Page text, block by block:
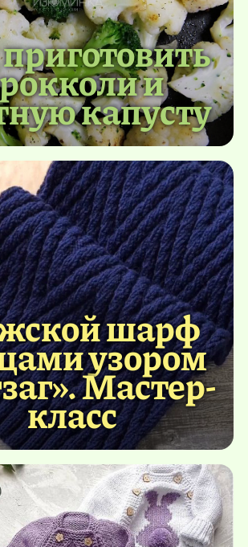
и
капусту
шарф
узором
Мастер-
класс